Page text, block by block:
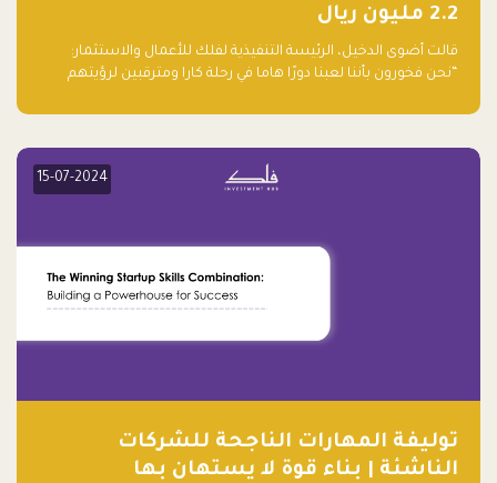
2.2 مليون ريال
قالت أضوى الدخيل، الرئيسة التنفيذية لفلك للأعمال والاستثمار:
“نحن فخورون بأننا لعبنا دورًا هاما في رحلة كارا ومترقبين لرؤيتهم
جيدًا لكوكبنا فحسب، بل إنه جيد أيضًا للأعمال”.
15-07-2024
توليفة المهارات الناجحة للشركات
الناشئة | بناء قوة لا يستهان بها